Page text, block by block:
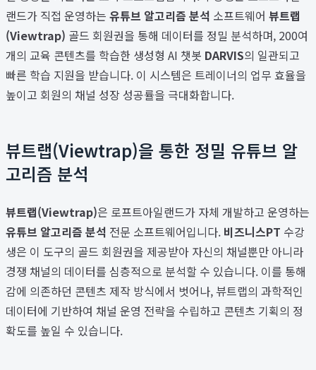
랜드가 직접 운영하는 유튜브 알고리즘 분석 소프트웨어 뷰트랩
(Viewtrap) 골드 회원권을 통해 데이터를 정밀 분석하며, 200여
개의 교육 콘텐츠를 학습한 생성형 AI 챗봇 DARVIS의 일관되고
빠른 학습 지원을 받습니다. 이 시스템은 트레이너의 업무 효율을
높이고 회원의 채널 성장 성공률을 극대화합니다.
뷰트랩(Viewtrap)을 통한 정밀 유튜브 알
고리즘 분석
뷰트랩(Viewtrap)은 로프트아일랜드가 자체 개발하고 운영하는
유튜브 알고리즘 분석 전문 소프트웨어입니다. 비즈니스PT 수강
생은 이 도구의 골드 회원권을 제공받아 자신의 채널뿐만 아니라
경쟁 채널의 데이터를 심층적으로 분석할 수 있습니다. 이를 통해
감에 의존하던 콘텐츠 제작 방식에서 벗어나, 뷰트랩의 과학적인
데이터에 기반하여 채널 운영 전략을 수립하고 콘텐츠 기획의 정
확도를 높일 수 있습니다.